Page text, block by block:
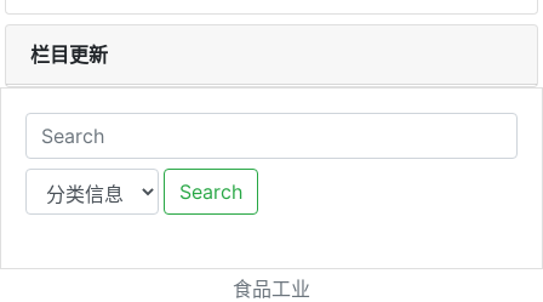
栏目更新
Search
食品工业